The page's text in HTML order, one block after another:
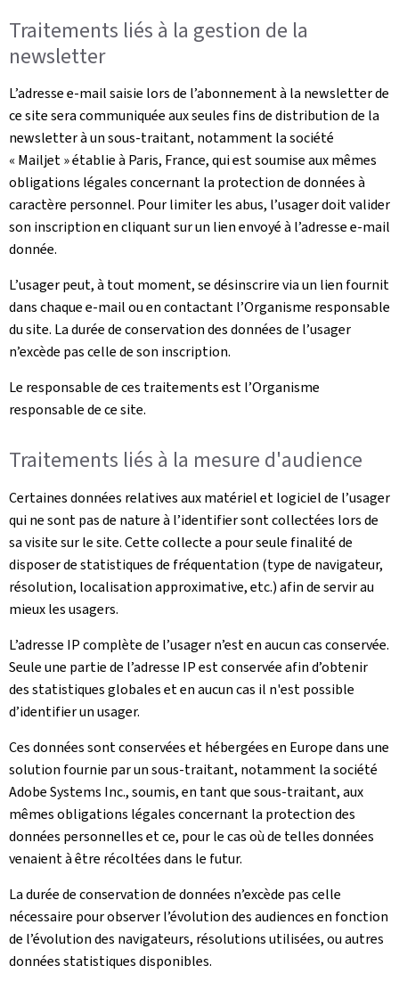
Traitements liés à la gestion de la
newsletter
L’adresse e-mail saisie lors de l’abonnement à la newsletter de
ce site sera communiquée aux seules fins de distribution de la
newsletter à un sous-traitant, notamment la société
« Mailjet » établie à Paris, France, qui est soumise aux mêmes
obligations légales concernant la protection de données à
caractère personnel. Pour limiter les abus, l’usager doit valider
son inscription en cliquant sur un lien envoyé à l’adresse e-mail
donnée.
L’usager peut, à tout moment, se désinscrire via un lien fournit
dans chaque e-mail ou en contactant l’Organisme responsable
du site. La durée de conservation des données de l’usager
n’excède pas celle de son inscription.
Le responsable de ces traitements est l’Organisme
responsable de ce site.
Traitements liés à la mesure d'audience
Certaines données relatives aux matériel et logiciel de l’usager
qui ne sont pas de nature à l’identifier sont collectées lors de
sa visite sur le site. Cette collecte a pour seule finalité de
disposer de statistiques de fréquentation (type de navigateur,
résolution, localisation approximative, etc.) afin de servir au
mieux les usagers.
L’adresse IP complète de l’usager n’est en aucun cas conservée.
Seule une partie de l’adresse IP est conservée afin d’obtenir
des statistiques globales et en aucun cas il n'est possible
d’identifier un usager.
Ces données sont conservées et hébergées en Europe dans une
solution fournie par un sous-traitant, notamment la société
Adobe Systems Inc., soumis, en tant que sous-traitant, aux
mêmes obligations légales concernant la protection des
données personnelles et ce, pour le cas où de telles données
venaient à être récoltées dans le futur.
La durée de conservation de données n’excède pas celle
nécessaire pour observer l’évolution des audiences en fonction
de l’évolution des navigateurs, résolutions utilisées, ou autres
données statistiques disponibles.